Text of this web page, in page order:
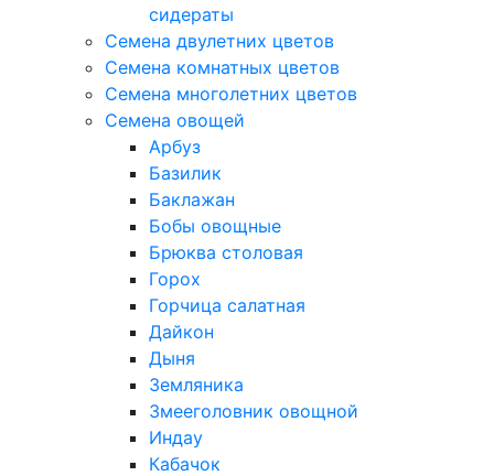
сидераты
Семена двулетних цветов
Семена комнатных цветов
Семена многолетних цветов
Семена овощей
Арбуз
Базилик
Баклажан
Бобы овощные
Брюква столовая
Горох
Горчица салатная
Дайкон
Дыня
Земляника
Змееголовник овощной
Индау
Кабачок